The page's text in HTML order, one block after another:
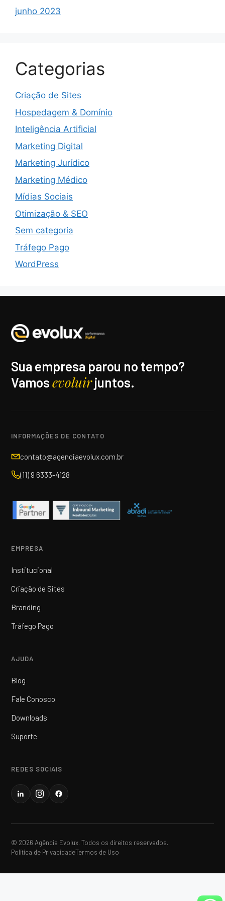
junho 2023
Categorias
Criação de Sites
Hospedagem & Domínio
Inteligência Artificial
Marketing Digital
Marketing Jurídico
Marketing Médico
Mídias Sociais
Otimização & SEO
Sem categoria
Tráfego Pago
WordPress
Sua empresa parou no tempo?
Vamosevoluirjuntos.
INFORMAÇÕES DE CONTATO
contato@agenciaevolux.com.br
(11) 9 6333-4128
EMPRESA
Institucional
Criação de Sites
Branding
Tráfego Pago
AJUDA
Blog
Fale Conosco
Downloads
Suporte
REDES SOCIAIS
© 2026 Agência Evolux. Todos os direitos reservados.
Política de PrivacidadeTermos de Uso